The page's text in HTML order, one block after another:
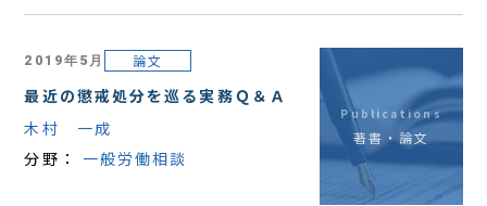
2019年5月 論文
最近の懲戒処分を巡る実務Ｑ＆Ａ
木村 一成
分野： 一般労働相談
Publications
著書・論文